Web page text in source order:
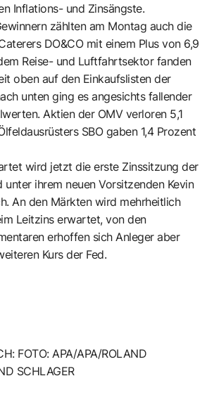
Inflations- und Zinsängste.
zählten am Montag auch die
DO&CO mit einem Plus von 6,9
Reise- und Luftfahrtsektor fanden
oben auf den Einkaufslisten der
unten ging es angesichts fallender
Aktien der OMV verloren 5,1
SBO gaben 1,4 Prozent
wird jetzt die erste Zinssitzung der
unter ihrem neuen Vorsitzenden Kevin
An den Märkten wird mehrheitlich
Leitzins erwartet, von den
erhoffen sich Anleger aber
Kurs der Fed.
FOTO: APA/APA/ROLAND
SCHLAGER